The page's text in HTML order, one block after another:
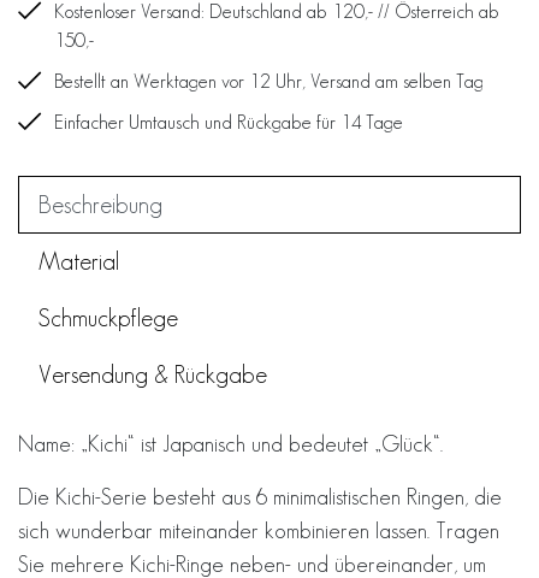
Kostenloser Versand: Deutschland ab 120,- // Österreich ab
150,-
Bestellt an Werktagen vor 12 Uhr, Versand am selben Tag
Einfacher Umtausch und Rückgabe für 14 Tage
Beschreibung
Material
Schmuckpflege
Versendung & Rückgabe
Name: „Kichi“ ist Japanisch und bedeutet „Glück“.
Die Kichi-Serie besteht aus 6 minimalistischen Ringen, die
sich wunderbar miteinander kombinieren lassen. Tragen
Sie mehrere Kichi-Ringe neben- und übereinander, um